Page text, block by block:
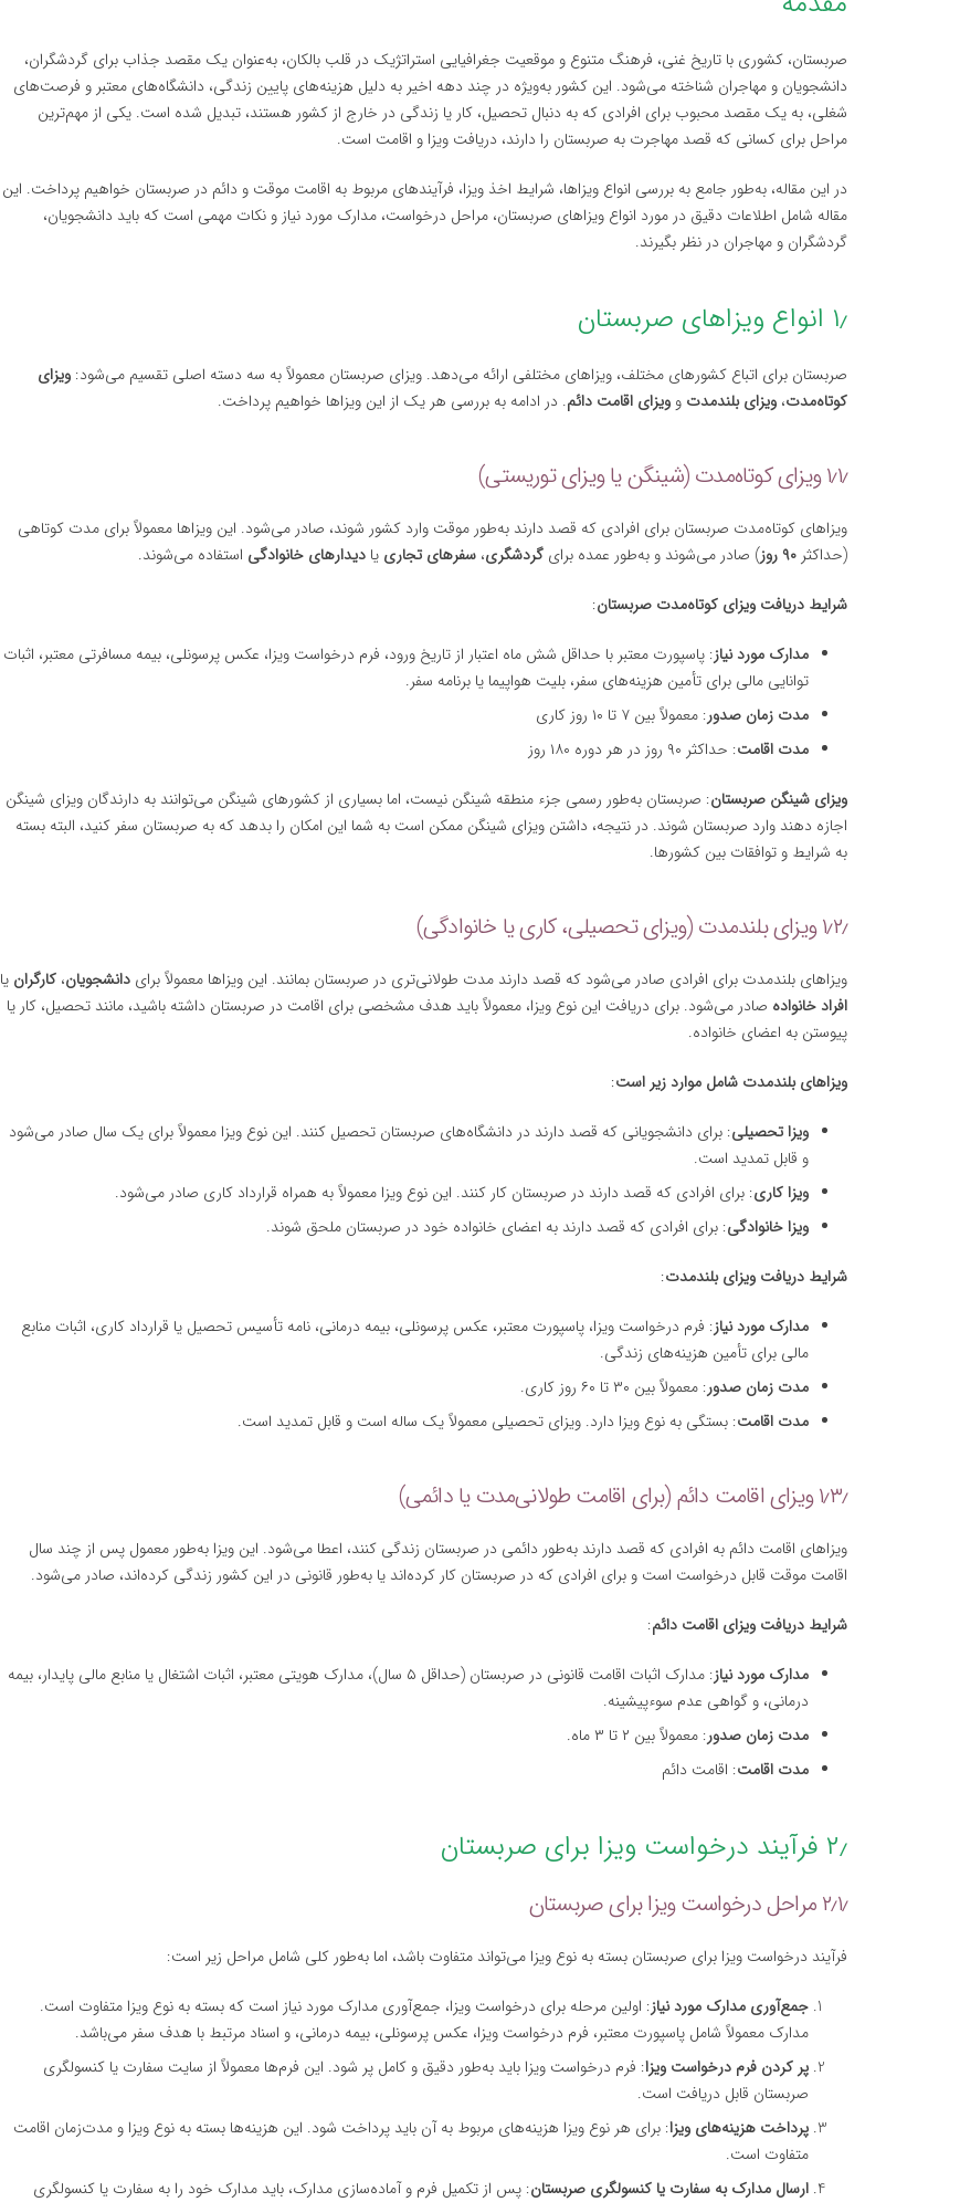
صربستان، کشوری با تاریخ غنی، فرهنگ متنوع و موقعیت جغرافیایی استراتژیک در قلب بالکان، به‌عنوان یک مقصد جذاب برای گردشگران،
دانشجویان و مهاجران شناخته می‌شود. این کشور به‌ویژه در چند دهه اخیر به دلیل هزینه‌های پایین زندگی، دانشگاه‌های معتبر و فرصت‌های
شغلی، به یک مقصد محبوب برای افرادی که به دنبال تحصیل، کار یا زندگی در خارج از کشور هستند، تبدیل شده است. یکی از مهم‌ترین
مراحل برای کسانی که قصد مهاجرت به صربستان را دارند، دریافت ویزا و اقامت است.
در این مقاله، به‌طور جامع به بررسی انواع ویزاها، شرایط اخذ ویزا، فرآیندهای مربوط به اقامت موقت و دائم در صربستان خواهیم پرداخت. این
مقاله شامل اطلاعات دقیق در مورد انواع ویزاهای صربستان، مراحل درخواست، مدارک مورد نیاز و نکات مهمی است که باید دانشجویان،
گردشگران و مهاجران در نظر بگیرند.
۱٫ انواع ویزاهای صربستان
صربستان برای اتباع کشورهای مختلف، ویزاهای مختلفی ارائه می‌دهد. ویزای صربستان معمولاً به سه دسته اصلی تقسیم می‌شود: ویزای
کوتاه‌مدت، ویزای بلندمدت و ویزای اقامت دائم. در ادامه به بررسی هر یک از این ویزاها خواهیم پرداخت.
۱٫۱٫ ویزای کوتاه‌مدت (شینگن یا ویزای توریستی)
ویزاهای کوتاه‌مدت صربستان برای افرادی که قصد دارند به‌طور موقت وارد کشور شوند، صادر می‌شود. این ویزاها معمولاً برای مدت کوتاهی
(حداکثر ۹۰ روز ) صادر می‌شوند و به‌طور عمده برای گردشگری، سفرهای تجاری یا دیدارهای خانوادگی استفاده می‌شوند.
شرایط دریافت ویزای کوتاه‌مدت صربستان:
مدارک مورد نیاز: پاسپورت معتبر با حداقل شش ماه اعتبار از تاریخ ورود، فرم درخواست ویزا، عکس پرسونلی، بیمه مسافرتی معتبر، اثبات
توانایی مالی برای تأمین هزینه‌های سفر، بلیت هواپیما یا برنامه سفر.
مدت زمان صدور: معمولاً بین ۷ تا ۱۰ روز کاری
مدت اقامت: حداکثر ۹۰ روز در هر دوره ۱۸۰ روز
ویزای شینگن صربستان: صربستان به‌طور رسمی جزء منطقه شینگن نیست، اما بسیاری از کشورهای شینگن می‌توانند به دارندگان ویزای شینگن
اجازه دهند وارد صربستان شوند. در نتیجه، داشتن ویزای شینگن ممکن است به شما این امکان را بدهد که به صربستان سفر کنید، البته بسته
به شرایط و توافقات بین کشورها.
۱٫۲٫ ویزای بلندمدت (ویزای تحصیلی، کاری یا خانوادگی)
ویزاهای بلندمدت برای افرادی صادر می‌شود که قصد دارند مدت طولانی‌تری در صربستان بمانند. این ویزاها معمولاً برای دانشجویان، کارگران یا
افراد خانواده صادر می‌شود. برای دریافت این نوع ویزا، معمولاً باید هدف مشخصی برای اقامت در صربستان داشته باشید، مانند تحصیل، کار یا
پیوستن به اعضای خانواده.
ویزاهای بلندمدت شامل موارد زیر است:
ویزا تحصیلی: برای دانشجویانی که قصد دارند در دانشگاه‌های صربستان تحصیل کنند. این نوع ویزا معمولاً برای یک سال صادر می‌شود
و قابل تمدید است.
ویزا کاری: برای افرادی که قصد دارند در صربستان کار کنند. این نوع ویزا معمولاً به همراه قرارداد کاری صادر می‌شود.
ویزا خانوادگی: برای افرادی که قصد دارند به اعضای خانواده خود در صربستان ملحق شوند.
شرایط دریافت ویزای بلندمدت:
مدارک مورد نیاز: فرم درخواست ویزا، پاسپورت معتبر، عکس پرسونلی، بیمه درمانی، نامه تأسیس تحصیل یا قرارداد کاری، اثبات منابع
مالی برای تأمین هزینه‌های زندگی.
مدت زمان صدور: معمولاً بین ۳۰ تا ۶۰ روز کاری.
مدت اقامت: بستگی به نوع ویزا دارد. ویزای تحصیلی معمولاً یک ساله است و قابل تمدید است.
۱٫۳٫ ویزای اقامت دائم (برای اقامت طولانی‌مدت یا دائمی)
ویزاهای اقامت دائم به افرادی که قصد دارند به‌طور دائمی در صربستان زندگی کنند، اعطا می‌شود. این ویزا به‌طور معمول پس از چند سال
اقامت موقت قابل درخواست است و برای افرادی که در صربستان کار کرده‌اند یا به‌طور قانونی در این کشور زندگی کرده‌اند، صادر می‌شود.
شرایط دریافت ویزای اقامت دائم:
مدارک مورد نیاز
: مدارک اثبات اقامت قانونی در صربستان (حداقل ۵ سال)، مدارک هویتی معتبر، اثبات اشتغال یا منابع مالی پایدار، بیمه
درمانی، و گواهی عدم سوءپیشینه.
مدت زمان صدور: معمولاً بین ۲ تا ۳ ماه.
مدت اقامت: اقامت دائم
۲٫ فرآیند درخواست ویزا برای صربستان
۲٫۱٫ مراحل درخواست ویزا برای صربستان
فرآیند درخواست ویزا برای صربستان بسته به نوع ویزا می‌تواند متفاوت باشد، اما به‌طور کلی شامل مراحل زیر است:
جمع‌آوری مدارک مورد نیاز: اولین مرحله برای درخواست ویزا، جمع‌آوری مدارک مورد نیاز است که بسته به نوع ویزا متفاوت است.
مدارک معمولاً شامل پاسپورت معتبر، فرم درخواست ویزا، عکس پرسونلی، بیمه درمانی، و اسناد مرتبط با هدف سفر می‌باشد.
پر کردن فرم درخواست ویزا: فرم درخواست ویزا باید به‌طور دقیق و کامل پر شود. این فرم‌ها معمولاً از سایت سفارت یا کنسولگری
صربستان قابل دریافت است.
پرداخت هزینه‌های ویزا: برای هر نوع ویزا هزینه‌های مربوط به آن باید پرداخت شود. این هزینه‌ها بسته به نوع ویزا و مدت‌زمان اقامت
متفاوت است.
ارسال مدارک به سفارت یا کنسولگری صربستان: پس از تکمیل فرم و آماده‌سازی مدارک، باید مدارک خود را به سفارت یا کنسولگری